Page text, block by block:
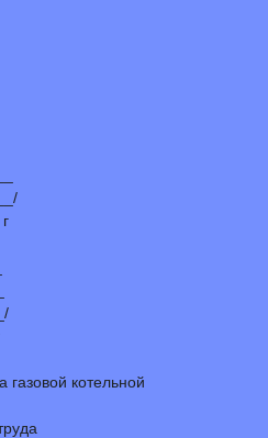
газовой котельной